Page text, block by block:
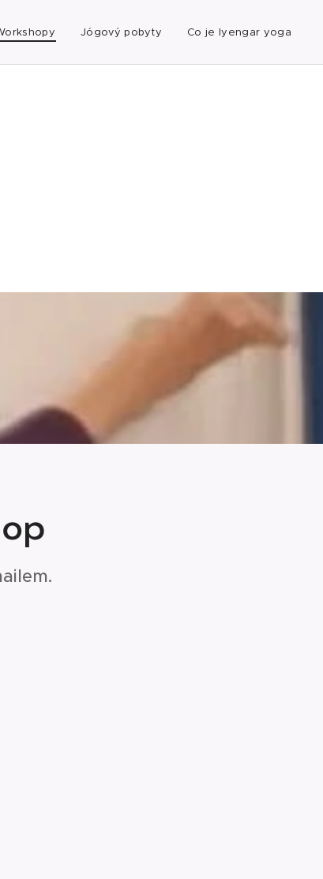
Jógový pobyty Co je Iyengar yoga